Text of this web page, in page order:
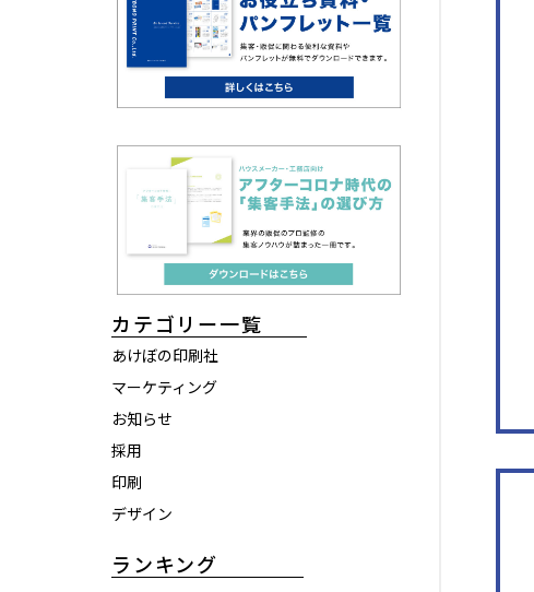
カテゴリー一覧
あけぼの印刷社
マーケティング
お知らせ
採用
印刷
デザイン
ランキング